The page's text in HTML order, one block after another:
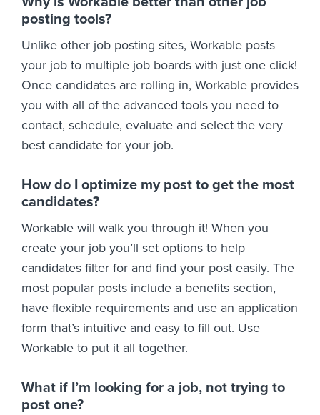
posting tools?
Unlike other job posting sites, Workable posts
your job to multiple job boards with just one click!
Once candidates are rolling in, Workable provides
you with all of the advanced tools you need to
contact, schedule, evaluate and select the very
best candidate for your job.
How do I optimize my post to get the most
candidates?
Workable will walk you through it! When you
create your job you’ll set options to help
candidates filter for and find your post easily. The
most popular posts include a benefits section,
have flexible requirements and use an application
form that’s intuitive and easy to fill out. Use
Workable to put it all together.
What if I’m looking for a job, not trying to
post one?